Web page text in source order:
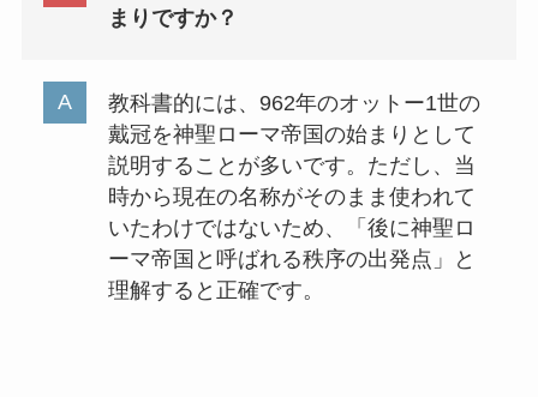
まりですか？
教科書的には、962年のオットー1世の
戴冠を神聖ローマ帝国の始まりとして
説明することが多いです。ただし、当
時から現在の名称がそのまま使われて
いたわけではないため、「後に神聖ロ
ーマ帝国と呼ばれる秩序の出発点」と
理解すると正確です。